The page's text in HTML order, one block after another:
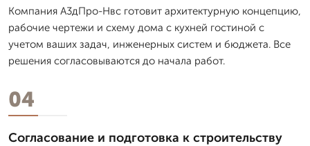
Компания А3дПро-Нвс готовит архитектурную концепцию,
рабочие чертежи и схему дома с кухней гостиной с
учетом ваших задач, инженерных систем и бюджета. Все
решения согласовываются до начала работ.
04
Согласование и подготовка к строительству